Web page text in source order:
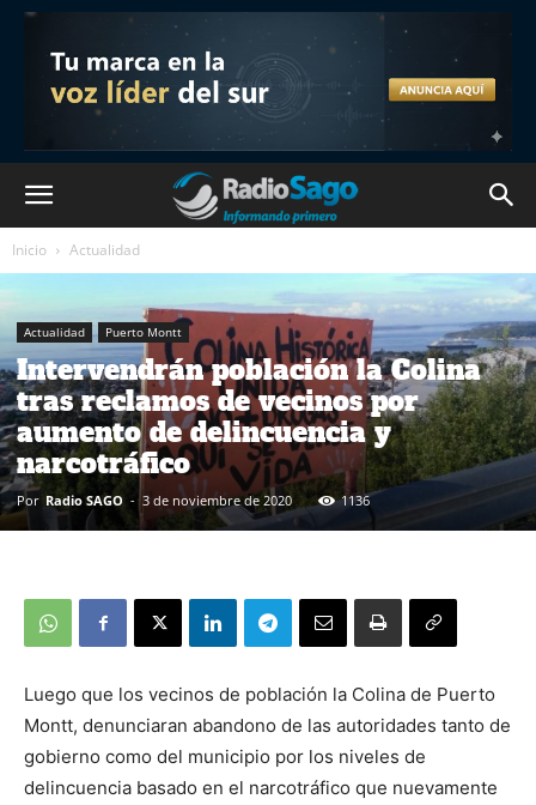
Inicio Actualidad
Actualidad Puerto Montt
Intervendrán población la Colina
tras reclamos de vecinos por
aumento de delincuencia y
narcotráfico
Por Radio SAGO - 3 de noviembre de 2020 1136
Luego que los vecinos de población la Colina de Puerto
Montt, denunciaran abandono de las autoridades tanto de
gobierno como del municipio por los niveles de
delincuencia basado en el narcotráfico que nuevamente